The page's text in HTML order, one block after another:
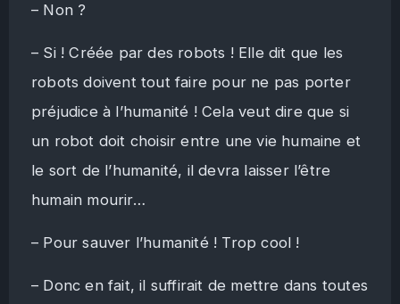
– Non ?
– Si ! Créée par des robots ! Elle dit que les
robots doivent tout faire pour ne pas porter
préjudice à l’humanité ! Cela veut dire que si
un robot doit choisir entre une vie humaine et
le sort de l’humanité, il devra laisser l’être
humain mourir…
– Pour sauver l’humanité ! Trop cool !
– Donc en fait, il suffirait de mettre dans toutes